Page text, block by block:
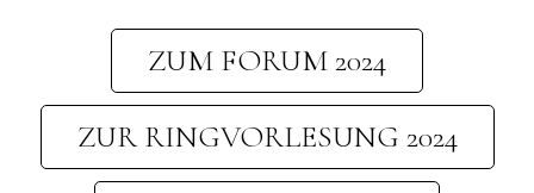
ZUM FORUM 2024
ZUR RINGVORLESUNG 2024